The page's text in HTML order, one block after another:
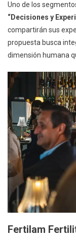
Uno de los
“Decisiones y
compartirán sus
propuesta busca
dimensión humana
Fertilam